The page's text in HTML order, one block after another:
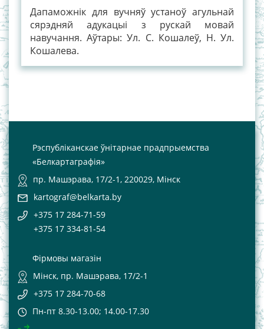
Дапаможнік для вучняў устаноў агульнай
сярэдняй адукацыі з рускай мовай
навучання. Аўтары: Ул. С. Кошалеў, Н. Ул.
Кошалева.
Рэспубліканскае ўнітарнае прадпрыемства
«Белкартаграфія»
пр. Машэрава, 17/2-1, 220029, Мінск
kartograf@belkarta.by
+375 17 284-71-59
+375 17 334-81-54
Фірмовы магазін
Мінск, пр. Машэрава, 17/2-1
+375 17 284-70-68
Пн-пт 8.30-13.00; 14.00-17.30